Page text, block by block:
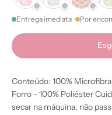
Entrega imediata Por
Conteúdo: 100%
Forro - 100% Poliéster
secar na máquina, não